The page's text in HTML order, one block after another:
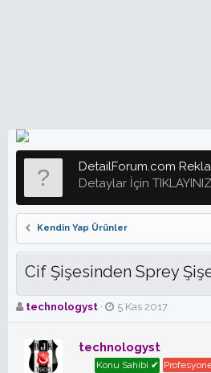
DetailForum.com
Detaylar İçin TIKLAYINIZ
Kendin Yap Ürünler
Cif Şişesinden Sprey
K
o
b
u
technologyst
B
a
l
a
5 Kas 2017
technologyst
Konu Sahibi ✔